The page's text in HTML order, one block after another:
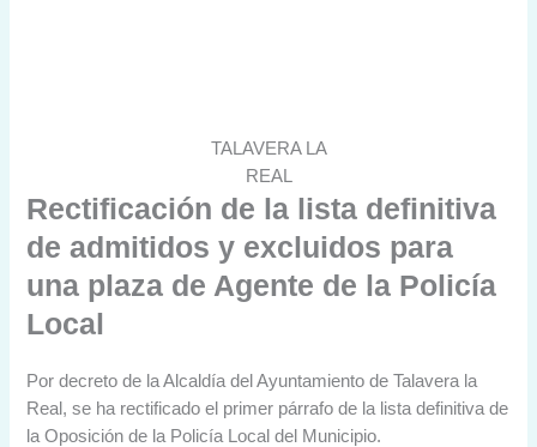
TALAVERA LA
REAL
Rectificación de la lista definitiva
de admitidos y excluidos para
una plaza de Agente de la Policía
Local
Por decreto de la Alcaldía del Ayuntamiento de Talavera la
Real, se ha rectificado el primer párrafo de la lista definitiva de
la Oposición de la Policía Local del Municipio.